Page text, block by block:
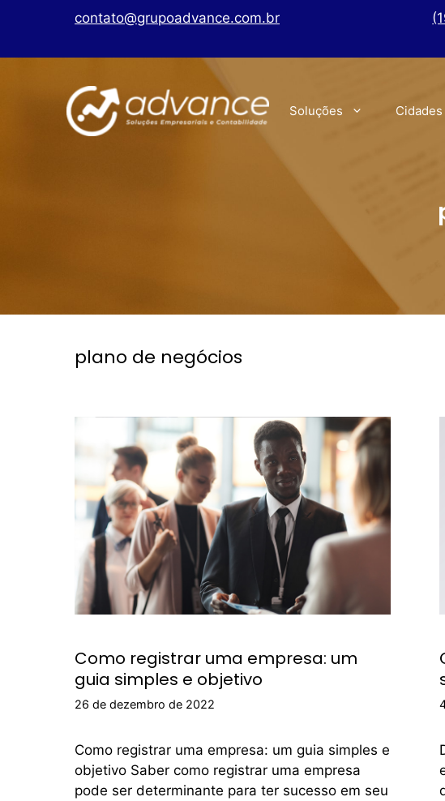
contato@grupoadvance.com.br
Soluções
plano de negócios
Como registrar uma empresa: um
guia simples e objetivo
26 de dezembro de 2022
Como registrar uma empresa: um guia simples e
objetivo Saber como registrar uma empresa
pode ser determinante para ter sucesso em seu